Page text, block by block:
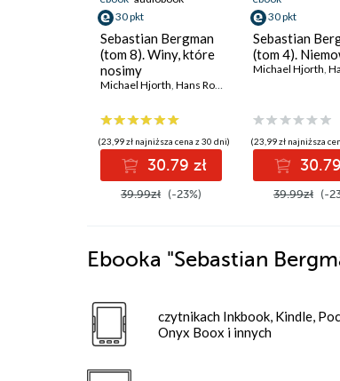
30 pkt
Sebastian Bergman
(tom 8). Winy, które
nosimy
Michael Hjorth, Hans Rosenfeldt
(23,99 zł najniższa cena z 30 dni)
30.79 zł
39.99zł (-23%)
30 pkt
Sebastian
(tom 4).
Michael Hjorth,
(23,99 zł najniższa
39.99zł (-
Ebooka "Sebastian
czytnikach Inkbook, Kindle,
Onyx Boox i innych